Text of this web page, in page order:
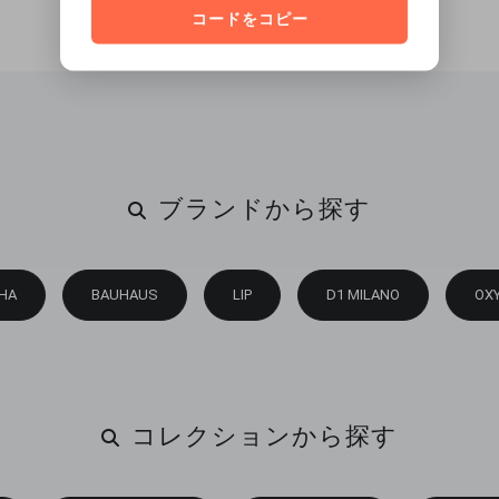
ブランドから探す
BAUHAUS LIP D1 MILANO
コレクションから探す
コードをコピー